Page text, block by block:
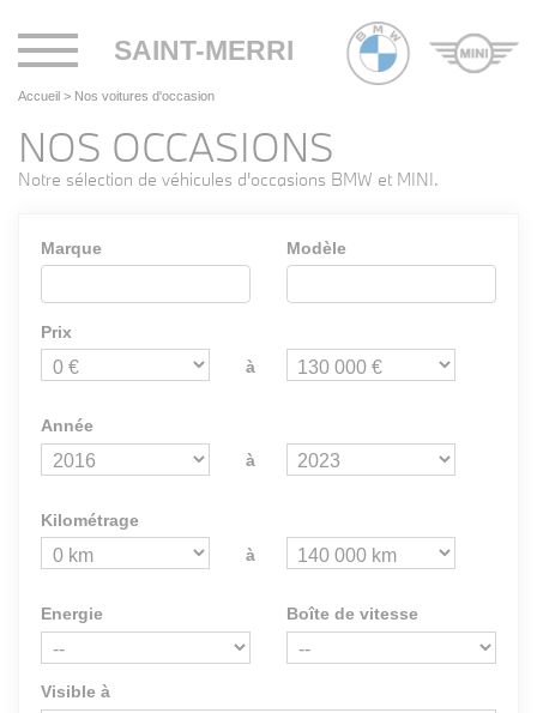
SAINT-MERRI
Toggle
navigation
Accueil > Nos voitures d'occasion
NOS OCCASIONS
Notre sélection de véhicules d'occasions BMW et MINI.
Marque Modèle
Prix
à
Année
à
Kilométrage
à
Energie Boîte de vitesse
Visible à